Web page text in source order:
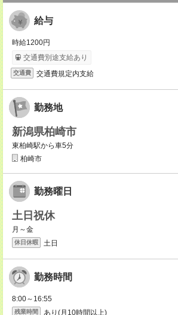
給与
時給1200円
交通費別途支給あり
交通費 交通費規定内支給
勤務地
新潟県柏崎市
東柏崎駅から車5分
柏崎市
勤務曜日
土日祝休
月～金
休日休暇 土日
勤務時間
8:00～16:55
残業時間 あり(月10時間以上)